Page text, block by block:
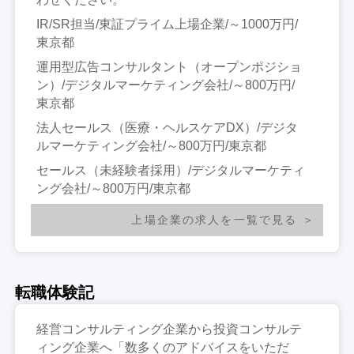
IR/SR担当/東証プライム上場企業/～1000万円/
東京都
運用型広告コンサルタント（オープンポジショ
ン）/デジタルマーケティング会社/～800万円/
東京都
法人セールス（医療・ヘルスケアDX）/デジタ
ルマーケティング会社/～800万円/東京都
セールス（未経験者採用）/デジタルマーケティ
ング会社/～800万円/東京都
上場企業の求人を一覧で見る
転職体験記
経営コンサルティング企業から投資コンサルテ
ィング企業へ「数多くのアドバイスをいただ